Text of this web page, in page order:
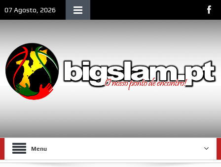
07 Agosto, 2026
Menu